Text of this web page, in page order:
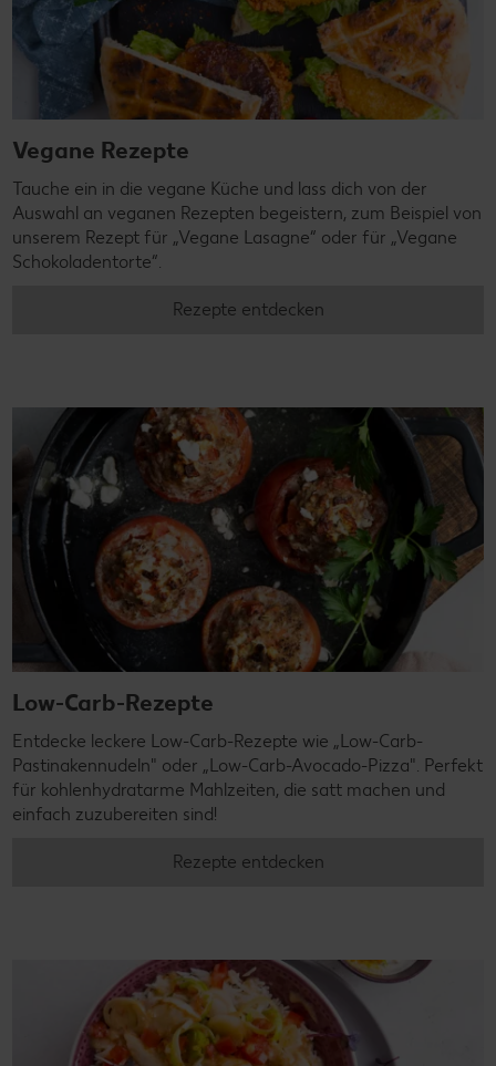
Vegane Rezepte
Tauche ein in die vegane Küche und lass dich von der
Auswahl an veganen Rezepten begeistern, zum Beispiel von
unserem Rezept für „Vegane Lasagne“ oder für „Vegane
Schokoladentorte“.
Rezepte entdecken
Low-Carb-Rezepte
Entdecke leckere Low-Carb-Rezepte wie „Low-Carb-
Pastinakennudeln" oder „Low-Carb-Avocado-Pizza". Perfekt
für kohlenhydratarme Mahlzeiten, die satt machen und
einfach zuzubereiten sind!
Rezepte entdecken